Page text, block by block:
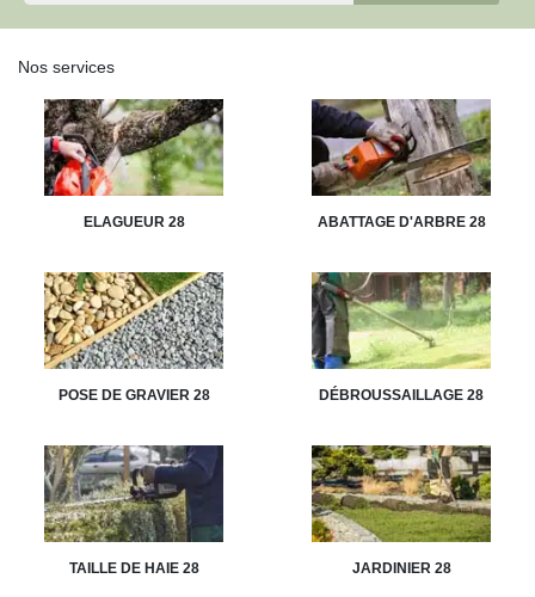
Nos services
ELAGUEUR 28 ABATTAGE D'ARBRE 28
POSE DE GRAVIER 28 DÉBROUSSAILLAGE 28
TAILLE DE HAIE 28 JARDINIER 28